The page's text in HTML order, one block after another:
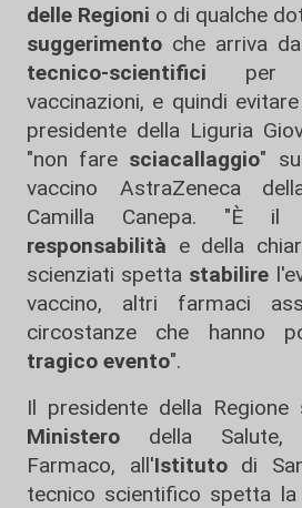
delle Regioni o di qualche
suggerimento che arriva
tecnico-scientifici per
vaccinazioni, e quindi
presidente della Liguria
"non fare sciacallaggio"
vaccino AstraZeneca
Camilla Canepa. "È il
responsabilità e della
scienziati spetta stabilire
vaccino, altri farmaci
circostanze che hanno
tragico evento".
Il presidente della
Ministero della Salute,
Farmaco, all'Istitutodi
tecnico scientifico spetta la